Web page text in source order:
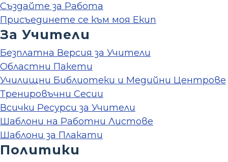
Създайте за Работа
Присъединете се към моя Екип
За Учители
Безплатна Версия за Учители
Областни Пакети
Училищни Библиотеки и Медийни Центрове
Тренировъчни Сесии
Всички Ресурси за Учители
Шаблони на Работни Листове
Шаблони за Плакати
Политики